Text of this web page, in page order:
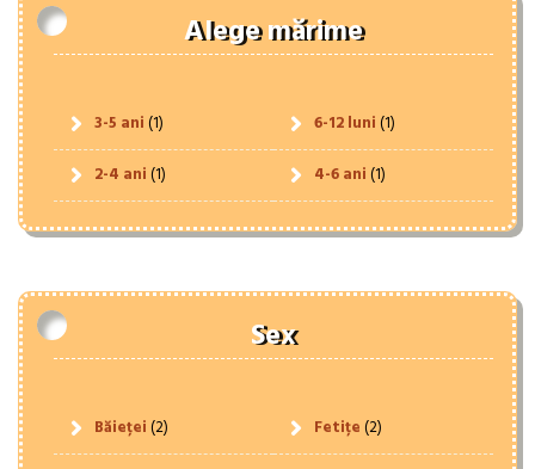
Alege mărime
3-5 ani(1) 6-12 luni(1)
2-4 ani(1) 4-6 ani(1)
Sex
Băieței(2) Fetițe(2)